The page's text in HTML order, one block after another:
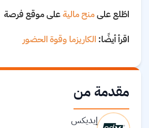
اطّلع علىمنح ماليةعلى موقع فرصة
اقرأ أيضًا: الكاريزما وقوة الحضور
مقدمة من
إيديكس